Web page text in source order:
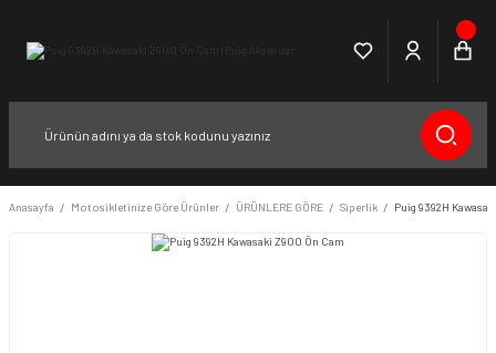
Anasayfa Motosikletinize Göre Ürünler ÜRÜNLERE GÖRE Siperlik Puig 9392H